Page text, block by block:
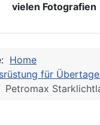
vielen Fotografien
Home
für
Petromax